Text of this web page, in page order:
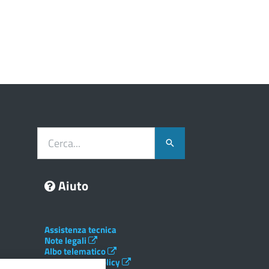
Cerca...
Aiuto
Assistenza tecnica
Note legali
Albo telematico
Social Media Policy